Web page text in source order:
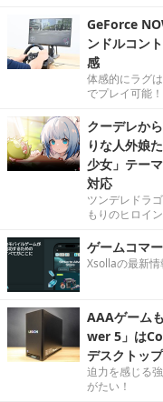
GeForce
ンドルコン
感
体感的にラグ
でプレイ可能！
クーデレか
りな人外娘
少女」テー
対応
ツンデレドラ
もりのヒロイ
ゲームコマ
Xsollaの最新情
AAAゲーム
wer 5」は
デスクトッ
迫力を感じる
がたい！